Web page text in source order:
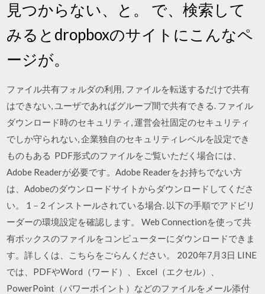
見つからない、と。 で、検索して
みるとdropboxのサイトにこんなペ
ージが。
ファイル共有フォルダの利用, ファイルを転送するだけで共有
はできない, ユーザであればグループ間で共有できる. ファイル
ダウンロード時のセキュリティ, 運営会社固定のセキュリティ
でしか守られない, 企業独自のセキュリティレベルを設定でき
ものもある PDF形式のファイルをご覧いただく場合には、
Adobe Readerが必要です。Adobe Readerをお持ちでない方
は、Adobeのダウンロードサイトからダウンロードしてくださ
い。 1－2 インストールされている場合. 以下の手順でアドビリ
ーダーの環境設定を確認します。 Web Connectionを使って共
有ボックスのファイルをコンピューターにダウンロードできま
す。詳しくは、こちらをごらんください。 2020年7月3日 LINE
では、PDFやWord（ワード）、Excel（エクセル）、
PowerPoint（パワーポイント）などのファイルをメール添付